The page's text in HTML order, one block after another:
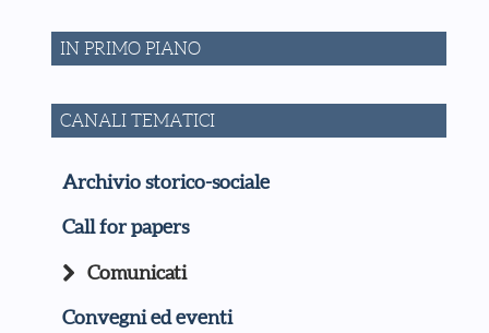
IN PRIMO PIANO
CANALI TEMATICI
Archivio storico-sociale
Call for papers
Comunicati
Convegni ed eventi